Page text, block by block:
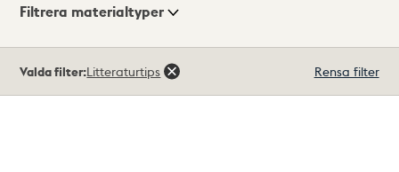
Visningsläge
Filtrera materialtyper
träffar
Valda filter:Litteraturtips Rensa filter